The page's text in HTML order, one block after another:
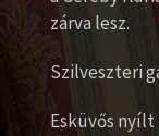
zárva lesz.
Szilveszteri
Esküvős nyílt